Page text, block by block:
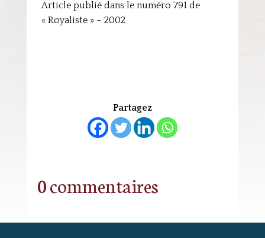
Article publié dans le numéro 791 de
« Royaliste » – 2002
Partagez
0 commentaires